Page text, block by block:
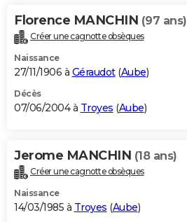
Florence MANCHIN (97 ans)
Créer une cagnotte obsèques
Naissance
27/11/1906 à Géraudot(Aube)
Décès
07/06/2004 à Troyes (Aube)
Jerome MANCHIN (18 ans)
Créer une cagnotte obsèques
Naissance
14/03/1985 à Troyes (Aube)